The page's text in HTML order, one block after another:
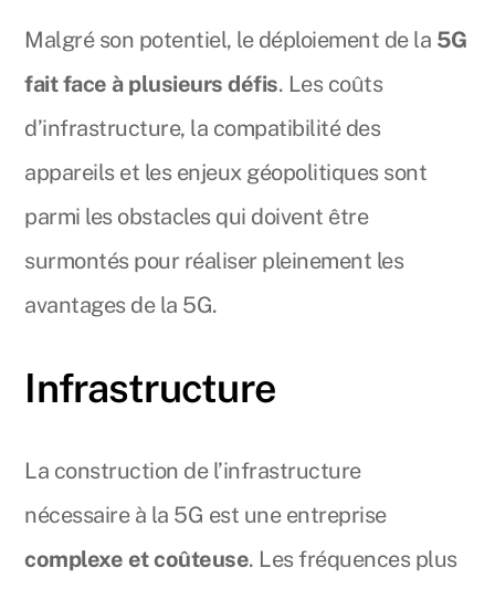
Malgré son potentiel, le déploiement de la 5G
fait face à plusieurs défis. Les coûts
d’infrastructure, la compatibilité des
appareils et les enjeux géopolitiques sont
parmi les obstacles qui doivent être
surmontés pour réaliser pleinement les
avantages de la 5G.
Infrastructure
La construction de l’infrastructure
nécessaire à la 5G est une entreprise
complexe et coûteuse. Les fréquences plus